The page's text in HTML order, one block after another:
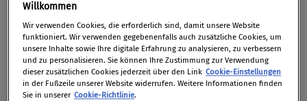
Datentransfers in die USA auf das
gekippte Safe-Harbor-Abkommengestützt haben,
müssen bei der Datenschutzbehörde unverzüglich
einen Antrag auf Genehmigung des Datenverkehrs
stellen, heißt es u.a. aufFuturezone.
Willkommen
Wir verwenden Cookies, die erforderlich sind, damit unsere Website
funktioniert. Wir verwenden gegebenenfalls auch zusätzliche Cookies, um
unsere Inhalte sowie Ihre digitale Erfahrung zu analysieren, zu verbessern
und zu personalisieren. Sie können Ihre Zustimmung zur Verwendung
dieser zusätzlichen Cookies jederzeit über den Link Cookie-Einstellungen
in der Fußzeile unserer Website widerrufen. Weitere Informationen finden
Sie in unserer Cookie-Richtlinie.